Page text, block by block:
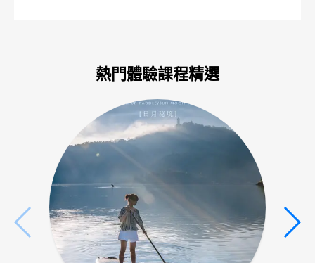
熱門體驗課程精選